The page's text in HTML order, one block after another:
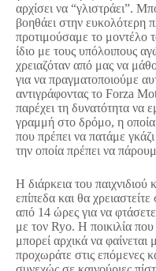
αρχίσει να “γλιστράει”.
βοηθάει στην ευκολότερη
προτιμούσαμε το μοντέλο
ίδιο με τους υπόλοιπους
χρειαζόταν από μας να
για να πραγματοποιούμε
αντιγράφοντας το Forza
παρέχει τη δυνατότητα να
γραμμή στο δρόμο, η οποία
που πρέπει να πατάμε
την οποία πρέπει να
Η διάρκεια του
επίπεδα και θα
από 14 ώρες για να
με τον Ryo. Η ποικιλία που
μπορεί αρχικά να
προχωράτε στις επόμενες